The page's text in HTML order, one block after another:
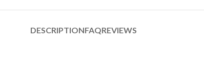
DESCRIPTIONFAQREVIEWS